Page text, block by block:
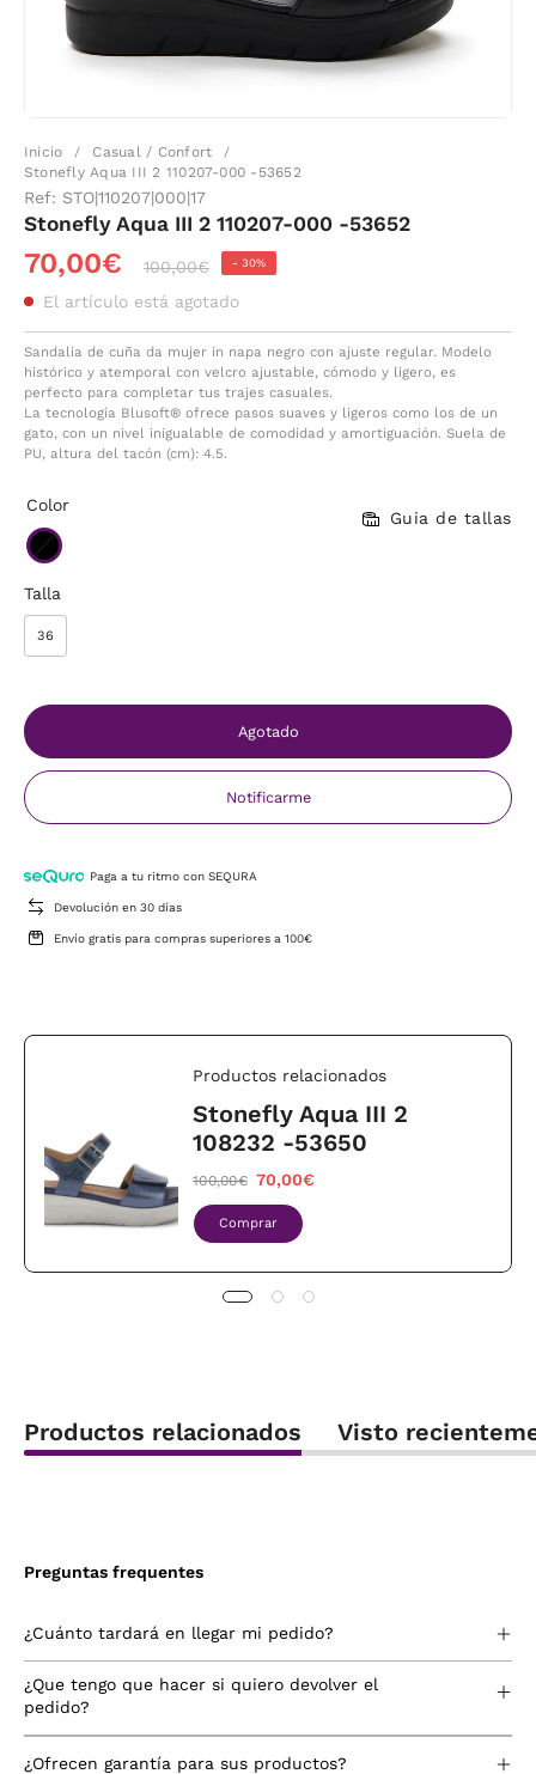
Inicio / Casual / Confort /
Stonefly Aqua III 2 110207-000 -53652
Ref: STO|110207|000|17
Stonefly Aqua III 2 110207-000 -53652
70,00€ 100,00€ - 30%
El artículo está agotado
Sandalia de cuña da mujer in napa negro con ajuste regular. Modelo
histórico y atemporal con velcro ajustable, cómodo y ligero, es
perfecto para completar tus trajes casuales.
La tecnología Blusoft® ofrece pasos suaves y ligeros como los de un
gato, con un nivel inigualable de comodidad y amortiguación. Suela de
PU, altura del tacón (cm): 4.5.
Color
Talla
Guia de tallas
36
Agotado
Notificarme
Paga a tu ritmo con SEQURA
Devolución en 30 días
Envío gratis para compras superiores a 100€
Productos relacionados
Stonefly Aqua III 2
108232 -53650
100,00€ 70,00€
Comprar
Productos relacionados Visto
Preguntas frequentes
¿Cuánto tardará en llegar mi pedido?
¿Que tengo que hacer si quiero devolver el
pedido?
¿Ofrecen garantía para sus productos?